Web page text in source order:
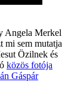
Angela Merkel
mi sem mutatja
Özilnek és
közös fotója
Gáspár